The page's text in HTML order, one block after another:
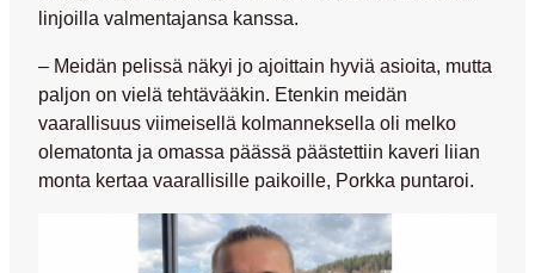
linjoilla valmentajansa kanssa.
– Meidän pelissä näkyi jo ajoittain hyviä asioita, mutta
paljon on vielä tehtävääkin. Etenkin meidän
vaarallisuus viimeisellä kolmanneksella oli melko
olematonta ja omassa päässä päästettiin kaveri liian
monta kertaa vaarallisille paikoille, Porkka puntaroi.